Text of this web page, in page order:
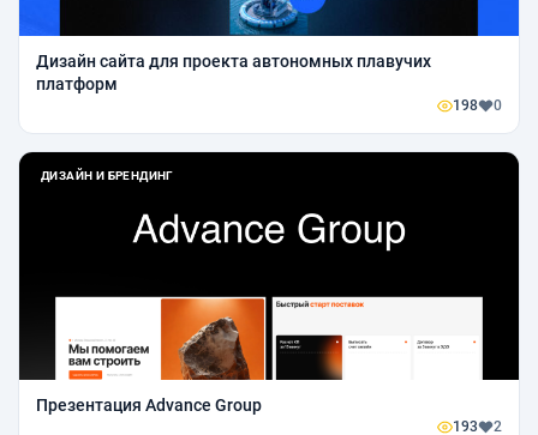
Дизайн сайта для проекта автономных плавучих
платформ
198 0
ДИЗАЙН И БРЕНДИНГ
Презентация Advance Group
193 2